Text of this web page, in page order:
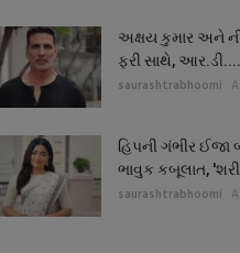
અક્ષય કુમાર અને
ફરી સાથે, આર.ડી....
saurashtrabhoomi
હિપની ગંભીર ઈજા
ભાવુક કબૂલાત,
saurashtrabhoomi